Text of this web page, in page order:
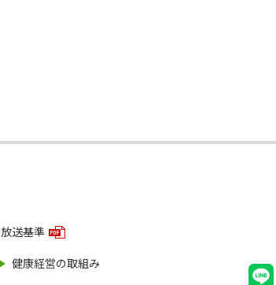
放送基準
健康経営の取組み